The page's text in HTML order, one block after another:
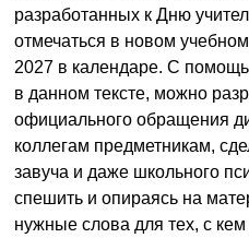
разработанных к Дню
отмечаться в новом
2027 в календаре. С
в данном тексте, можно
официального обращения
коллегам предметникам,
завуча и даже школьного
спешить и опираясь на
нужные слова для тех, с кем